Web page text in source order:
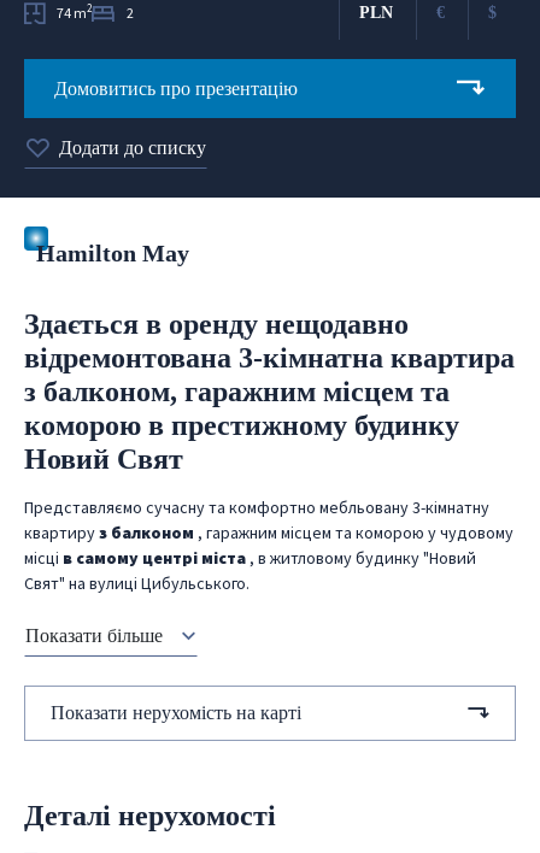
74 m2 2 PLN € $
Домовитись про презентацію
Додати до списку
Hamilton May
Здається в оренду нещодавно
відремонтована 3-кімнатна квартира
з балконом, гаражним місцем та
коморою в престижному будинку
Новий Свят
Представляємо сучасну та комфортно мебльовану 3-кімнатну
квартируз балконом , гаражним місцем та коморою у чудовому
місці в самому центрі міста , в житловому будинку "Новий
Свят" на вулиці Цибульського.
Показати більше
Показати нерухомість на карті
Деталі нерухомості